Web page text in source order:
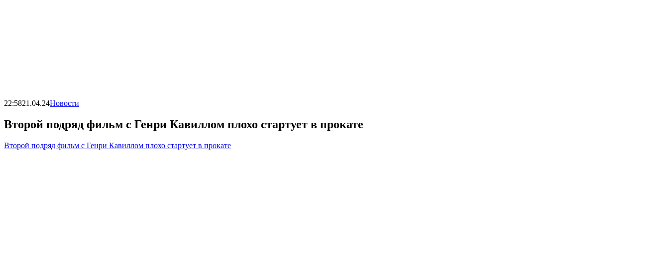
22:5821.04.24Новости
Второй подряд фильм с Генри Кавиллом плохо стартует в прокате
Второй подряд фильм с Генри Кавиллом плохо стартует в прокате